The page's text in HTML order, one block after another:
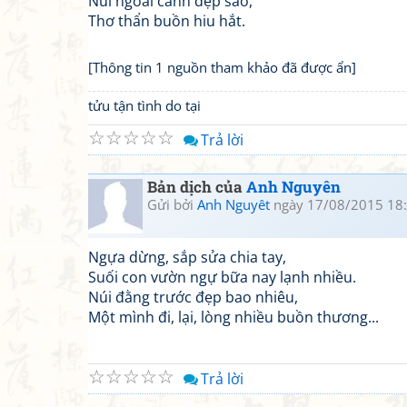
Thơ thẩn buồn hiu hắt.
[Thông tin 1 nguồn tham khảo đã được ẩn]
tửu tận tình do tại
☆
☆
☆
☆
☆ Trả lời
Bản dịch củaAnh Nguyên
Gửi bởi Anh Nguyêt ngày 17/08/2015
Ngựa dừng, sắp sửa chia tay,
Suối con vườn ngự bữa nay lạnh nhiều.
Núi đằng trước đẹp bao nhiêu,
Một mình đi, lại, lòng nhiều buồn thương...
☆
☆
☆
☆
☆ Trả lời